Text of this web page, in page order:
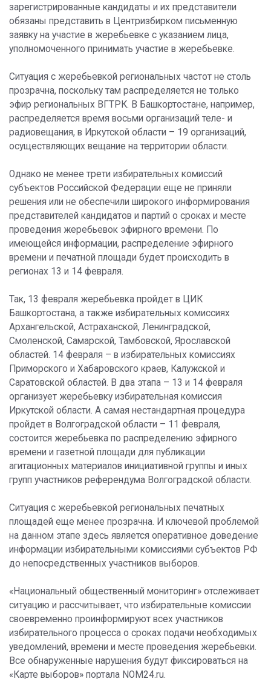
зарегистрированные кандидаты и их представители
обязаны представить в Центризбирком письменную
заявку на участие в жеребьевке с указанием лица,
уполномоченного принимать участие в жеребьевке.
Ситуация c жеребьевкой региональных частот не столь
прозрачна, поскольку там распределяется не только
эфир региональных ВГТРК. В Башкортостане, например,
распределяется время восьми организаций теле- и
радиовещания, в Иркутской области – 19 организаций,
осуществляющих вещание на территории области.
Однако не менее трети избирательных комиссий
субъектов Российской Федерации еще не приняли
решения или не обеспечили широкого информирования
представителей кандидатов и партий о сроках и месте
проведения жеребьевок эфирного времени. По
имеющейся информации, распределение эфирного
времени и печатной площади будет происходить в
регионах 13 и 14 февраля.
Так, 13 февраля жеребьевка пройдет в ЦИК
Башкортостана, а также избирательных комиссиях
Архангельской, Астраханской, Ленинградской,
Смоленской, Самарской, Тамбовской, Ярославской
областей. 14 февраля – в избирательных комиссиях
Приморского и Хабаровского краев, Калужской и
Саратовской областей. В два этапа – 13 и 14 февраля
организует жеребьевку избирательная комиссия
Иркутской области. А самая нестандартная процедура
пройдет в Волгоградской области – 11 февраля,
состоится жеребьевка по распределению эфирного
времени и газетной площади для публикации
агитационных материалов инициативной группы и иных
групп участников референдума Волгоградской области.
Ситуация с жеребьевкой региональных печатных
площадей еще менее прозрачна. И ключевой проблемой
на данном этапе здесь является оперативное доведение
информации избирательными комиссиями субъектов РФ
до непосредственных участников выборов.
«Национальный общественный мониторинг» отслеживает
ситуацию и рассчитывает, что избирательные комиссии
своевременно проинформируют всех участников
избирательного процесса о сроках подачи необходимых
уведомлений, времени и месте проведения жеребьевки.
Все обнаруженные нарушения будут фиксироваться на
«Карте выборов» портала NOM24.ru.